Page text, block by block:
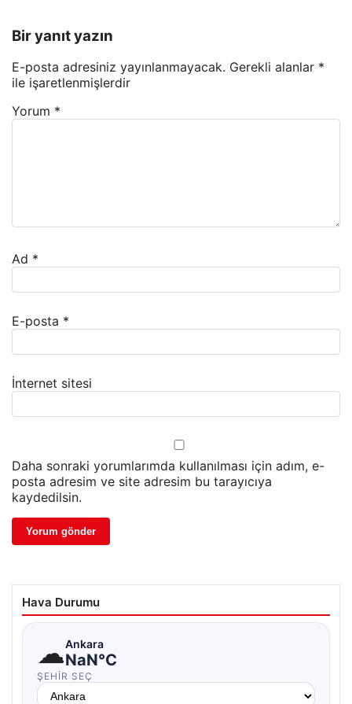
Bir yanıt yazın
E-posta adresiniz yayınlanmayacak. Gerekli alanlar *
ile işaretlenmişlerdir
Yorum *
Ad *
E-posta *
İnternet sitesi
Daha sonraki yorumlarımda kullanılması için adım, e-
posta adresim ve site adresim bu tarayıcıya
kaydedilsin.
Hava Durumu
☁Ankara
NaN°C
ŞEHIR SEÇ